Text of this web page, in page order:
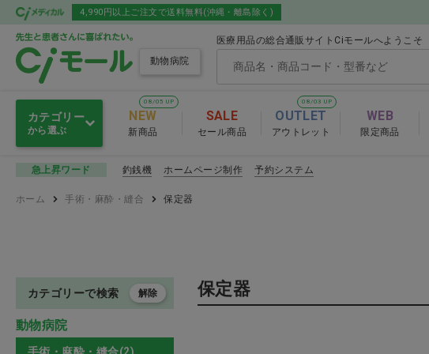
4,990円以上ご注文で送料無料(沖縄・離島除く)
動物病院
医療用品の総合通販サイトCiモールへようこそ
カテゴリー
から選ぶ
動物用医薬品
人体用医薬品
サプリメント
衛生材料
動物用医薬品
08/05 UP
NEW
新商品
SALE
セール商品
08/03 UP
OUTLET
アウトレット
WEB
限定商品
急上昇ワード 釣銭機 ホームページ制作 予約システム
ホーム 手術・麻酔・縫合 保定器
保定器
カテゴリーで検索 解除
動物病院